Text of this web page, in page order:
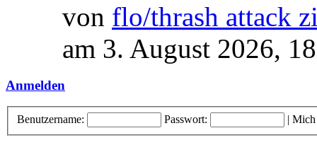
von flo/thrash attack
am 3. August 2026,
Anmelden
Benutzername: Passwort: | Mich